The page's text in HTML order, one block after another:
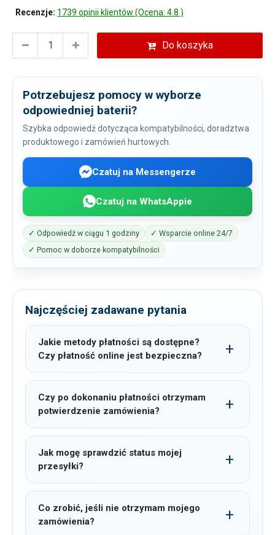
Recenzje: 1739 opinii klientów (Ocena: 4.8 )
Do koszyka
Potrzebujesz pomocy w wyborze
odpowiedniej baterii?
Szybka odpowiedź dotycząca kompatybilności, doradztwa
produktowego i zamówień hurtowych.
Czatuj na Messengerze
Czatuj na WhatsAppie
✓ Odpowiedź w ciągu 1 godziny
✓ Wsparcie online 24/7
✓ Pomoc w doborze kompatybilności
Najczęściej zadawane pytania
Jakie metody płatności są dostępne?
Czy płatność online jest bezpieczna?
Czy po dokonaniu płatności otrzymam
potwierdzenie zamówienia?
Jak mogę sprawdzić status mojej
przesyłki?
Co zrobić, jeśli nie otrzymam mojego
zamówienia?